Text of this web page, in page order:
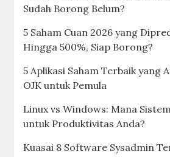
Sudah Borong Belum?
5 Saham Cuan 2026 yang
Hingga 500%, Siap Borong?
5 Aplikasi Saham Terbaik yang
OJK untuk Pemula
Linux vs Windows: Mana
untuk Produktivitas Anda?
Kuasai 8 Software Sysadmin